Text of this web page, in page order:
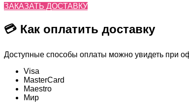
ЗАКАЗАТЬ ДОСТАВКУ
💳 Как оплатить доставку
Доступные способы оплаты можно увидеть при
Visa
MasterСard
Maestro
Мир